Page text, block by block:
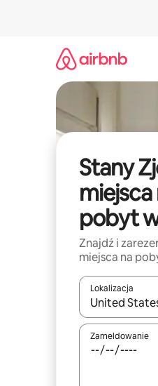
Stany
pobyt
Znajdź i
miejsca na
Lokalizacja
Gdy wyniki
Zameldowanie